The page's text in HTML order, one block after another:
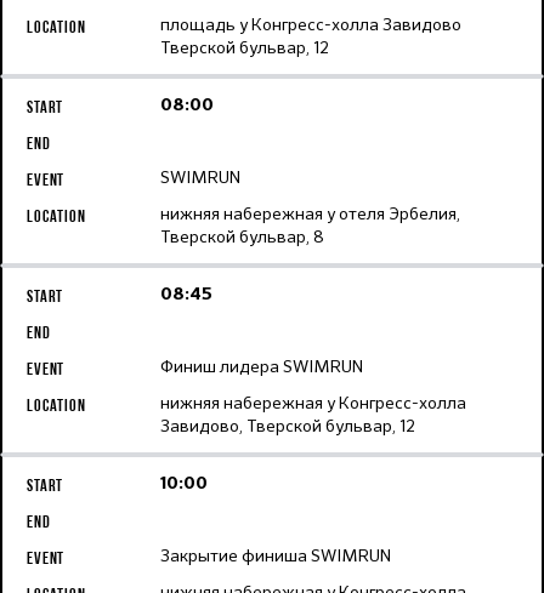
площадь у Конгресс-холла Завидово
Тверской бульвар, 12
08:00
SWIMRUN
нижняя набережная у отеля Эрбелия,
Тверской бульвар, 8
08:45
Финиш лидера SWIMRUN
нижняя набережная у Конгресс-холла
Завидово, Тверской бульвар, 12
10:00
Закрытие финиша SWIMRUN